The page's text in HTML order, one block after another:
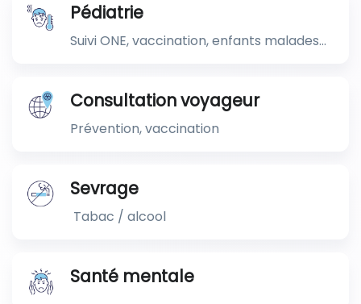
Pédiatrie
Suivi ONE, vaccination, enfants malades...
Consultation voyageur
Prévention, vaccination
Sevrage
Tabac / alcool
Santé mentale